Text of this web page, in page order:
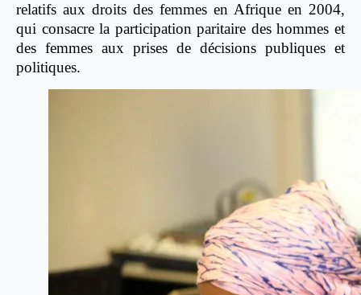
relatifs aux droits des femmes en Afrique en 2004,
qui consacre la participation paritaire des hommes et
des femmes aux prises de décisions publiques et
politiques.